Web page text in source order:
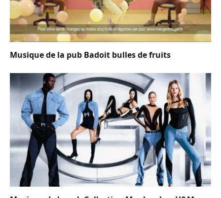
Musique de la pub Badoit bulles de fruits